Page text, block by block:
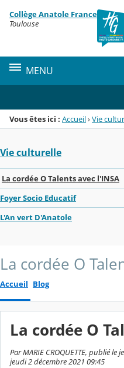
Menu de la rubrique
Contenu
Collège Anatole France
Toulouse
MENU
Vous êtes ici : Accueil›Vie
Vie culturelle
La cordée O Talents avec l'INSA
Foyer Socio Educatif
L'An vert D'Anatole
La cordée O
Accueil Blog
La cordée O
Par MARIE CROQUETTE, publié
jeudi 2 décembre 2021 09:45